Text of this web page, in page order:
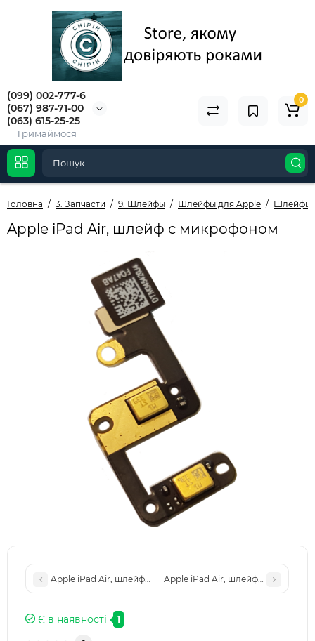
(099) 002-777-6
(067) 987-71-00
(063) 615-25-25
Тримаймося
0
Головна 3. Запчасти 9. Шлейфы Шлейфы для Apple Шлейфы
Apple iPad Air, шлейф с микрофоном
Apple iPad Air, шлейф кнопки Home, белаяApple iPad Air, шлейф с разъемом
Є в наявності 1